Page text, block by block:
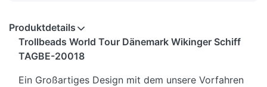
Produktdetails
Trollbeads World Tour Dänemark Wikinger Schiff
TAGBE-20018
Ein Großartiges Design mit dem unsere Vorfahren